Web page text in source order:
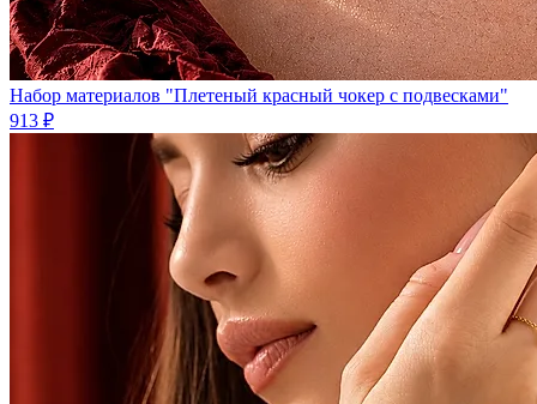
Набор материалов "Плетеный красный чокер с подвесками"
913 ₽